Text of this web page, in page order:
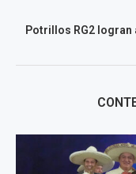
Potrillos RG2